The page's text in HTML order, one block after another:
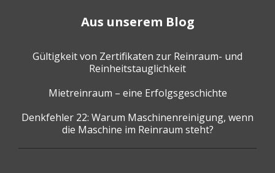
Aus unserem Blog
Gültigkeit von Zertifikaten zur Reinraum- und
Reinheitstauglichkeit
Mietreinraum – eine Erfolgsgeschichte
Denkfehler 22: Warum Maschinenreinigung, wenn
die Maschine im Reinraum steht?